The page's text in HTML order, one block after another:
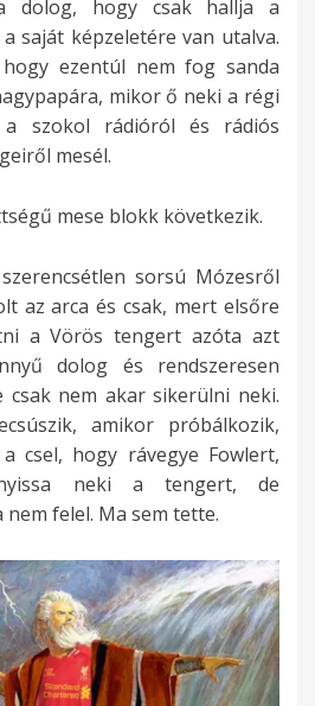
dolog, hogy csak hallja a
saját képzeletére van utalva.
ezentúl nem fog sanda
mikor ő neki a régi
szokol rádióról és rádiós
mesél.
mese blokk következik.
sorsú Mózesről
az arca és csak, mert elsőre
a Vörös tengert azóta azt
dolog és rendszeresen
csak nem akar sikerülni neki.
amikor próbálkozik,
csel, hogy rávegye Fowlert,
neki a tengert, de
felel. Ma sem tette.